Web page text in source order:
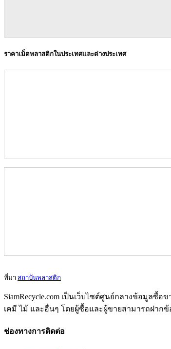
ราคาเม็ดพลาสติกในประเทศและต่างประเทศ
ที่มา สถาบันพลาสติก
SiamRecycle.com เป็นเว็บไซต์ศูนย์กลางข้อมูล
เคมี ไม้ และอื่นๆ โดยผู้ซื้อและผู้ขายสามารถฝาก
ช่องทางการติดต่อ